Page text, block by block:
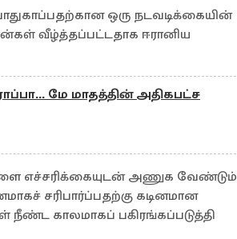
ஒரு நடவடிக்கையின்
வீழ்த்தப்பட்டதாக ஈரானிய
மே மாதத்தின் அதிகபட்ச
எச்சரிக்கையுடன் அணுக வேண்டும்
சரிபார்ப்பதற்கு கடினமான
காலமாகப் பகிரங்கப்படுத்தி